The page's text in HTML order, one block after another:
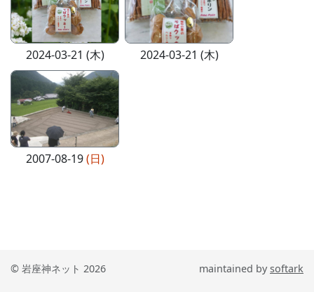
2024-03-21 (木) 2024-03-21 (木)
2007-08-19(日)
© 岩座神ネット 2026 maintained bysoftark